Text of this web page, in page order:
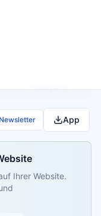
Newsletter App
Ihrer Website.